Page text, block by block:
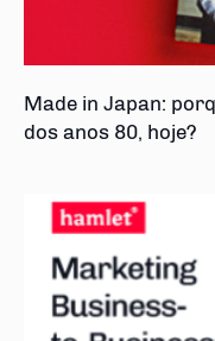
Made in Japan:
dos anos 80, hoje?